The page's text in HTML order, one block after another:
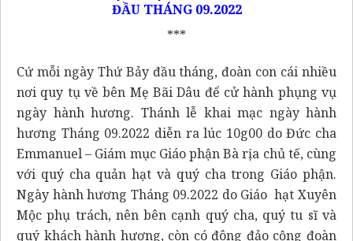
ĐẦU THÁNG 09.2022
***
Cứ mỗi ngày Thứ Bảy đầu tháng, đoàn con cái nhiều
nơi quy tụ về bên Mẹ Bãi Dâu để cử hành phụng vụ
ngày hành hương. Thánh lễ khai mạc ngày hành
hương Tháng 09.2022 diễn ra lúc 10g00 do Đức cha
Emmanuel – Giám mục Giáo phận Bà rịa chủ tế, cùng
với quý cha quản hạt và quý cha trong Giáo phận.
Ngày hành hương Tháng 09.2022 do Giáo hạt Xuyên
Mộc phụ trách, nên bên cạnh quý cha, quý tu sĩ và
quý khách hành hương, còn có đông đảo cộng đoàn